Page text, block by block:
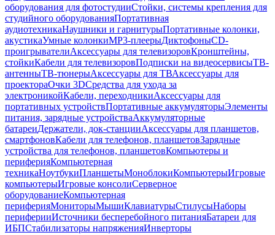
оборудования для фотостудииСтойки, системы крепления для
студийного оборудованияПортативная
аудиотехникаНаушники и гарнитурыПортативные колонки,
акустикаУмные колонкиMP3-плеерыДиктофоныCD-
проигрывателиАксессуары для телевизоровКронштейны,
стойкиКабели для телевизоровПодписки на видеосервисыТВ-
антенныТВ-тюнерыАксессуары для ТВАксессуары для
проектораОчки 3DСредства для ухода за
электроникойКабели, переходникиАксессуары для
портативных устройствПортативные аккумуляторыЭлементы
питания, зарядные устройстваАккумуляторные
батареиДержатели, док-станцииАксессуары для планшетов,
смартфоновКабели для телефонов, планшетовЗарядные
устройства для телефонов, планшетовКомпьютеры и
периферияКомпьютерная
техникаНоутбукиПланшетыМоноблокиКомпьютерыИгровые
компьютерыИгровые консолиСерверное
оборудованиеКомпьютерная
периферияМониторыМышиКлавиатурыСтилусыНаборы
периферииИсточники бесперебойного питанияБатареи для
ИБПСтабилизаторы напряженияИнверторы